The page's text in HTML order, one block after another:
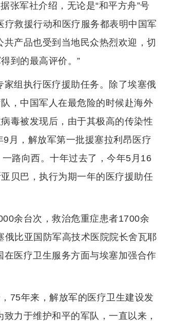
张军社介绍，无论是“和平方舟”号
疗救援行动和医疗服务都表明中国军
产品也受到当地民众热烈欢迎，切
到的最高评价。”
组执行医疗援助任务。除了埃塞俄
，中国军人在最危险的时候赴海外
毒被发现后，由于其极高的传染性
月，解放军第一批援塞拉利昂医疗
路向西。十年过去了，今年5月16
贝巴，执行为期一年的医疗援助任
余台次，救治危重症患者1700余
比亚国防军高技术医院院长舍瓦耶
医疗卫生服务方面与埃塞加强合作
75年来，解放军的医疗卫生建设发
力于维护和平的军队，一直以来，